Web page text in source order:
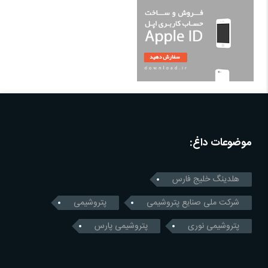
موضوعات داغ:
هلدینگ خلیج فارس
شرکت ملی صنایع پتروشیمی
پتروشیمی
پتروشیمی نوری
پتروشیمی پارس